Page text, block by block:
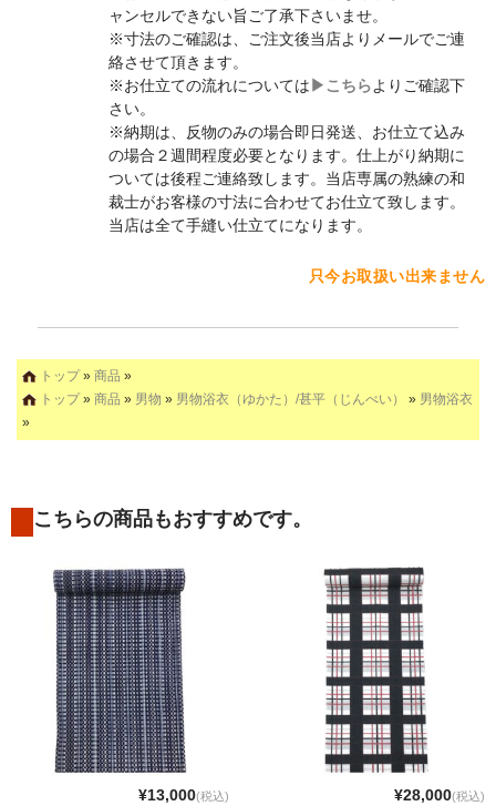
ャンセルできない旨ご了承下さいませ。
※寸法のご確認は、ご注文後当店よりメールでご連
絡させて頂きます。
※お仕立ての流れについては ▶︎こちらよりご確認下
さい。
※納期は、反物のみの場合即日発送、お仕立て込み
の場合２週間程度必要となります。仕上がり納期に
ついては後程ご連絡致します。当店専属の熟練の和
裁士がお客様の寸法に合わせてお仕立て致します。
当店は全て手縫い仕立てになります。
只今お取扱い出来ません
トップ» 商品 »
トップ» 商品 » 男物 » 男物浴衣（ゆかた）/甚平（じんべい） » 男物浴衣
»
こちらの商品もおすすめです。
¥13,000(税込) ¥28,000(税込)